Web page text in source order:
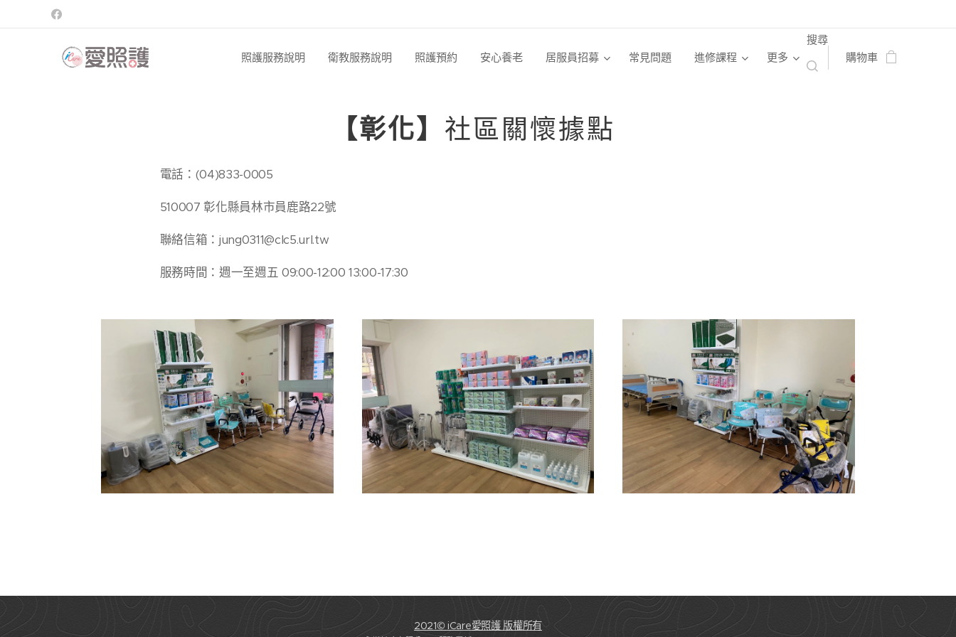
照護服務說明 衛教服務說明 照護預約 安心養老 居服員招募 常見問題 進修課程 更多
搜尋
購物車
【彰化】 社區關懷據點
電話：(04)833-0005
510007 彰化縣員林市員鹿路22號
聯絡信箱：jung0311@clc5.url.tw
服務時間：週一至週五 09:00-12:00 13:00-17:30
2021© iCare愛照護 版權所有